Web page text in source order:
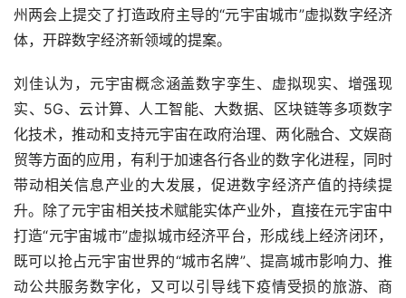
州两会上提交了打造政府主导的“元宇宙城市”虚拟数字经济
体，开辟数字经济新领域的提案。
刘佳认为，元宇宙概念涵盖数字孪生、虚拟现实、增强现
实、5G、云计算、人工智能、大数据、区块链等多项数字
化技术，推动和支持元宇宙在政府治理、两化融合、文娱商
贸等方面的应用，有利于加速各行各业的数字化进程，同时
带动相关信息产业的大发展，促进数字经济产值的持续提
升。除了元宇宙相关技术赋能实体产业外，直接在元宇宙中
打造“元宇宙城市”虚拟城市经济平台，形成线上经济闭环，
既可以抢占元宇宙世界的“城市名牌”、提高城市影响力、推
动公共服务数字化，又可以引导线下疫情受损的旅游、商